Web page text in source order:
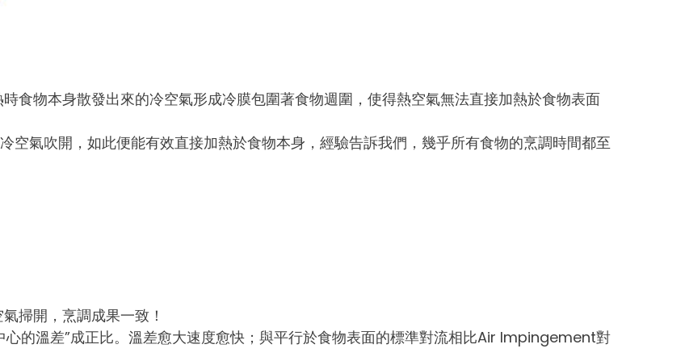
食物本身散發出來的冷空氣形成冷膜包圍著食物週圍，使得熱空氣無法直接加熱於食物表面
氣吹開，如此便能有效直接加熱於食物本身，經驗告訴我們，幾乎所有食物的烹調時間都至
掃開，烹調成果一致！
心的溫差”成正比。溫差愈大速度愈快；與平行於食物表面的標準對流相比Air Impingement對